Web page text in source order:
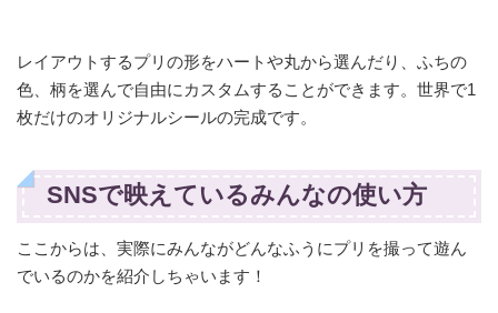
レイアウトするプリの形をハートや丸から選んだり、ふちの
色、柄を選んで自由にカスタムすることができます。世界で1
枚だけのオリジナルシールの完成です。
SNSで映えているみんなの使い方
ここからは、実際にみんながどんなふうにプリを撮って遊ん
でいるのかを紹介しちゃいます！